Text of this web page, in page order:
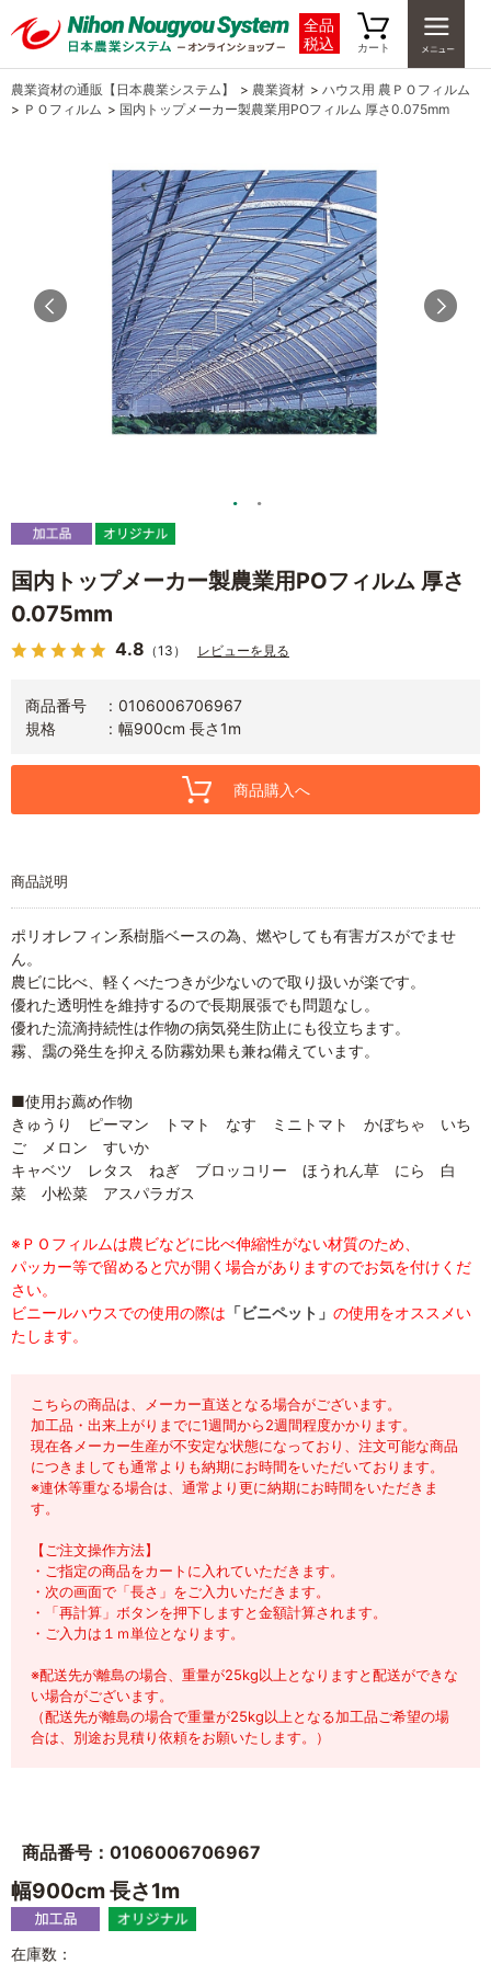
全品
税込
カート
農業資材の通販【日本農業システム】 > 農業資材 > ハウス用 農ＰＯフィルム
> ＰＯフィルム > 国内トップメーカー製農業用POフィルム 厚さ0.075mm
国内トップメーカー製農業用POフィルム 厚さ
0.075mm
4.8 （13） レビューを見る
商品番号
0106006706967
規格
幅900cm 長さ1m
商品購入へ
商品説明
ポリオレフィン系樹脂ベースの為、燃やしても有害ガスがでませ
ん。
農ビに比べ、軽くべたつきが少ないので取り扱いが楽です。
優れた透明性を維持するので長期展張でも問題なし。
優れた流滴持続性は作物の病気発生防止にも役立ちます。
霧、靄の発生を抑える防霧効果も兼ね備えています。
■使用お薦め作物
きゅうり ピーマン トマト なす ミニトマト かぼちゃ いち
ご メロン すいか
キャベツ レタス ねぎ ブロッコリー ほうれん草 にら 白
菜 小松菜 アスパラガス
※ＰＯフィルムは農ビなどに比べ伸縮性がない材質のため、
パッカー等で留めると穴が開く場合がありますのでお気を付けくだ
さい。
ビニールハウスでの使用の際は 「ビニペット」 の使用をオススメい
たします。
こちらの商品は、メーカー直送となる場合がございます。
加工品・出来上がりまでに1週間から2週間程度かかります。
現在各メーカー生産が不安定な状態になっており、注文可能な商品
につきましても通常よりも納期にお時間をいただいております。
※連休等重なる場合は、通常より更に納期にお時間をいただきま
す。
【ご注文操作方法】
・ご指定の商品をカートに入れていただきます。
・次の画面で「長さ」をご入力いただきます。
・「再計算」ボタンを押下しますと金額計算されます。
・ご入力は１ｍ単位となります。
※配送先が離島の場合、重量が25kg以上となりますと配送ができな
い場合がございます。
（配送先が離島の場合で重量が25kg以上となる加工品ご希望の場
合は、別途お見積り依頼をお願いたします。）
商品番号：0106006706967
幅900cm 長さ1m
在庫数：